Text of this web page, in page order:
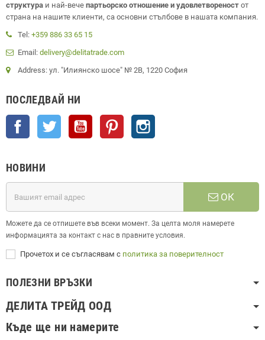
структура и най-вече партьорско отношение и удовлетвореност от
страна на нашите клиенти, са основни стълбове в нашата компания.
Tel: +359 886 33 65 15
Email: delivery@delitatrade.com
Address: ул. "Илиянско шосе" № 2В, 1220 София
ПОСЛЕДВАЙ НИ
Facebook Twitter YouTube Pinterest
НОВИНИ
ОК
Можете да се отпишете във всеки момент. За целта моля намерете
информацията за контакт с нас в правните условия.
Прочетох и се съгласявам с политика за поверителност
ПОЛЕЗНИ ВРЪЗКИ
ДЕЛИТА ТРЕЙД ООД
Къде ще ни намерите